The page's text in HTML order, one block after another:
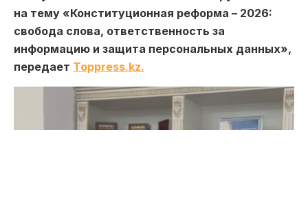
на тему «Конституционная реформа – 2026:
свобода слова, ответственность за
информацию и защита персональных данных»,
передает Toppress.kz.